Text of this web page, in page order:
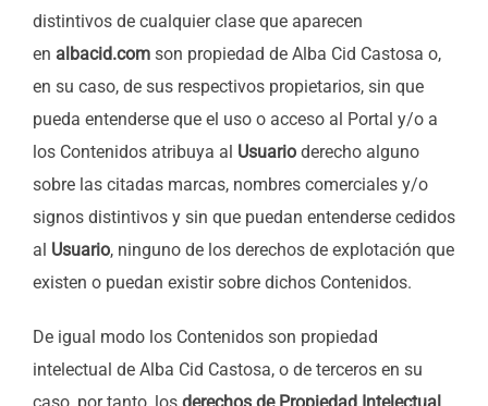
distintivos de cualquier clase que aparecen
en albacid.com son propiedad de Alba Cid Castosa o,
en su caso, de sus respectivos propietarios, sin que
pueda entenderse que el uso o acceso al Portal y/o a
los Contenidos atribuya al Usuario derecho alguno
sobre las citadas marcas, nombres comerciales y/o
signos distintivos y sin que puedan entenderse cedidos
al Usuario, ninguno de los derechos de explotación que
existen o puedan existir sobre dichos Contenidos.
De igual modo los Contenidos son propiedad
intelectual de Alba Cid Castosa, o de terceros en su